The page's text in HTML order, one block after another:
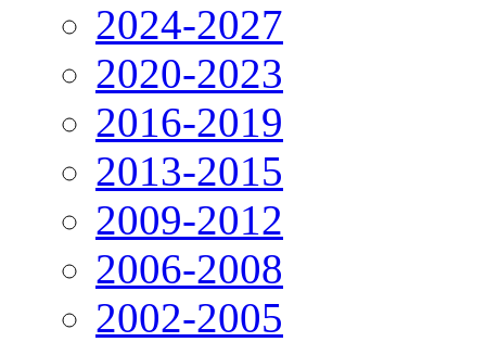
2024-2027
2020-2023
2016-2019
2013-2015
2009-2012
2006-2008
2002-2005